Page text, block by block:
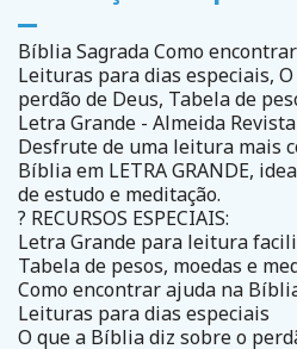
Bíblia Sagrada Como
Leituras para dias especiais,
perdão de Deus, Tabela de
Letra Grande - Almeida
Desfrute de uma leitura mais
Bíblia em LETRA GRANDE,
de estudo e meditação.
? RECURSOS ESPECIAIS:
Letra Grande para leitura
Tabela de pesos, moedas e
Como encontrar ajuda na
Leituras para dias especiais
O que a Bíblia diz sobre o